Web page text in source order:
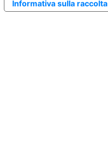
Informativa sulla raccolta